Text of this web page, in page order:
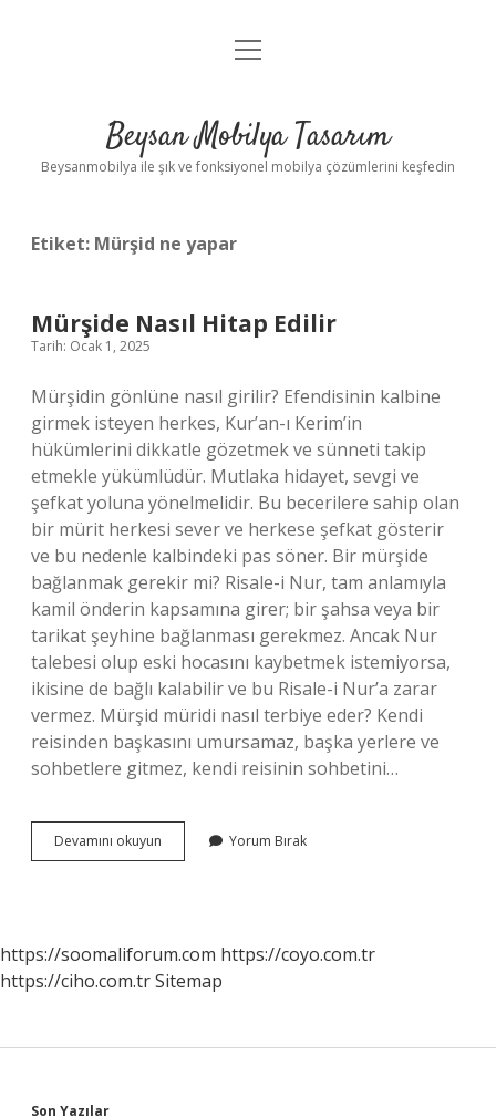
Anasayfa
Yasal Uyarı
menüyü
Beysan Mobilya Tasarım
Beysanmobilya ile şık ve fonksiyonel mobilya çözümlerini keşfedin
Etiket: Mürşid ne yapar
Mürşide Nasıl Hitap Edilir
Tarih: Ocak 1, 2025
Mürşidin gönlüne nasıl girilir? Efendisinin kalbine
girmek isteyen herkes, Kur’an-ı Kerim’in
hükümlerini dikkatle gözetmek ve sünneti takip
etmekle yükümlüdür. Mutlaka hidayet, sevgi ve
şefkat yoluna yönelmelidir. Bu becerilere sahip olan
bir mürit herkesi sever ve herkese şefkat gösterir
ve bu nedenle kalbindeki pas söner. Bir mürşide
bağlanmak gerekir mi? Risale-i Nur, tam anlamıyla
kamil önderin kapsamına girer; bir şahsa veya bir
tarikat şeyhine bağlanması gerekmez. Ancak Nur
talebesi olup eski hocasını kaybetmek istemiyorsa,
ikisine de bağlı kalabilir ve bu Risale-i Nur’a zarar
vermez. Mürşid müridi nasıl terbiye eder? Kendi
reisinden başkasını umursamaz, başka yerlere ve
sohbetlere gitmez, kendi reisinin sohbetini…
Devamını okuyun Mürşide
Nasıl
Yorum Bırak
https://soomaliforum.com https://coyo.com.tr
https://ciho.com.trSitemap
Son Yazılar